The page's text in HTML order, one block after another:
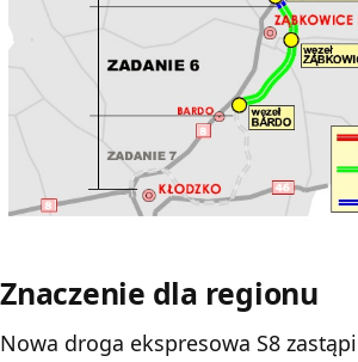
Znaczenie dla regionu
Nowa droga ekspresowa S8